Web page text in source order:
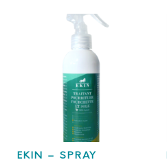
EKIN – SPRAY